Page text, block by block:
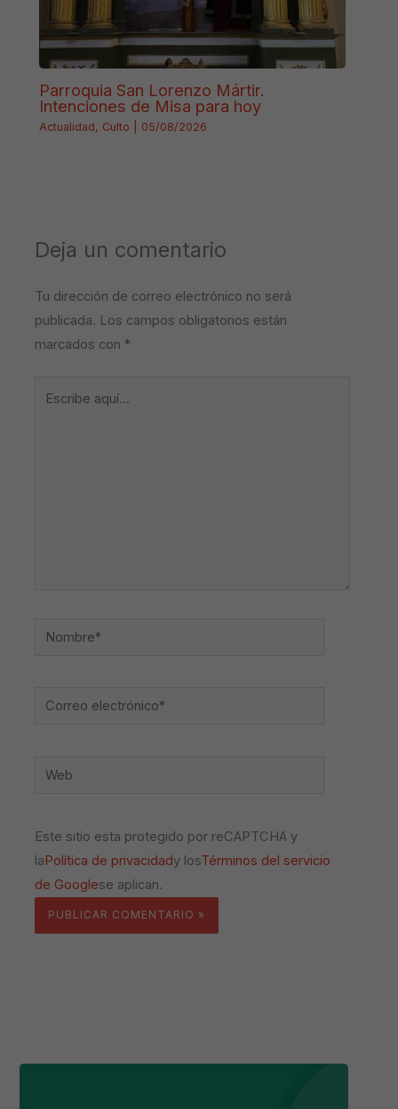
Parroquia San Lorenzo Mártir.
Intenciones de Misa para hoy
Actualidad, Culto 05/08/2026
Deja un comentario
Tu dirección de correo electrónico no será
publicada. Los campos obligatorios están
marcados con *
Nombre*
Correo
Web
Este sitio esta protegido por reCAPTCHA y
laPolítica de privacidady losTérminos del servicio
de Googlese aplican.